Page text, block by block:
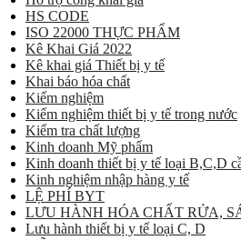
HS CODE
ISO 22000 THỰC PHẨM
Kê Khai Giá 2022
Kê khai giá Thiết bị y tế
Khai báo hóa chất
Kiểm nghiệm
Kiểm nghiệm thiết bị y tế trong nước
Kiểm tra chất lượng
Kinh doanh Mỹ phẩm
Kinh doanh thiết bị y tế loại B,C,D
Kinh nghiệm nhập hàng y tế
LỆ PHÍ BYT
LƯU HÀNH HÓA CHẤT RỬA,
Lưu hành thiết bị y tế loại C, D